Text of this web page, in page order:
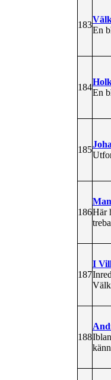
183
En
184
En
185
186Här
187
I
188